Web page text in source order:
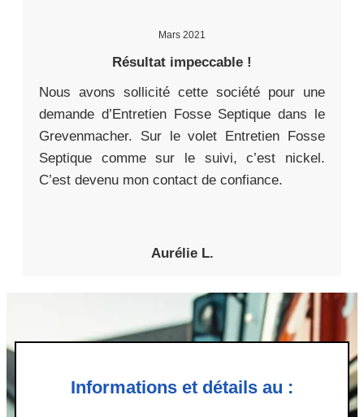
Mars 2021
Résultat impeccable !
Nous avons sollicité cette société pour une
demande d’Entretien Fosse Septique dans le
Grevenmacher. Sur le volet Entretien Fosse
Septique comme sur le suivi, c’est nickel.
C’est devenu mon contact de confiance.
Aurélie L.
Informations et détails au :